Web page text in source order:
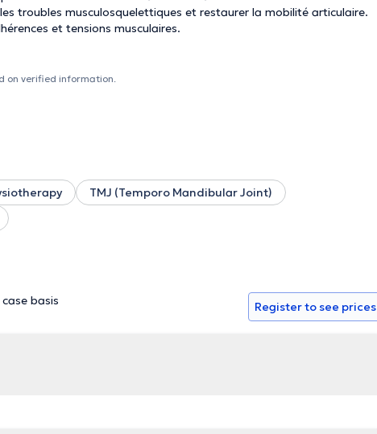
troubles musculosquelettiques et restaurer la mobilité articulaire.
et tensions musculaires.
on verified information.
TMJ (Temporo Mandibular Joint)
basis Register to see prices